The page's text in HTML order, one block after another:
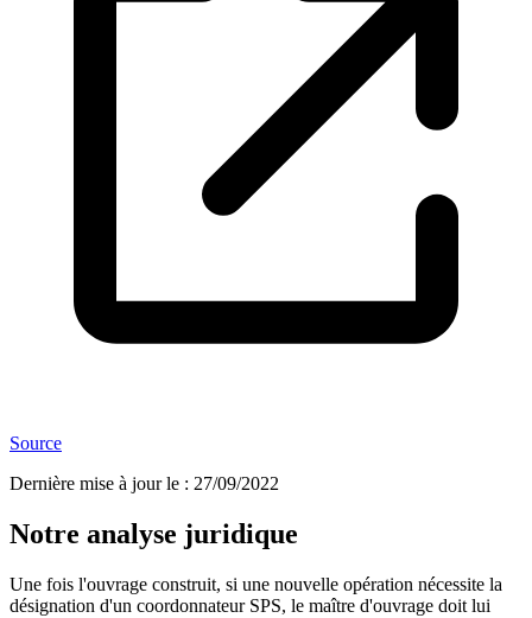
Source
Dernière mise à jour le : 27/09/2022
Notre analyse juridique
Une fois l'ouvrage construit, si une nouvelle opération nécessite la
désignation d'un coordonnateur SPS, le maître d'ouvrage doit lui